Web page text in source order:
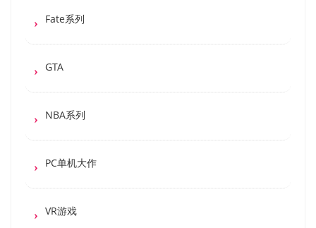
Fate系列
GTA
NBA系列
PC单机大作
VR游戏